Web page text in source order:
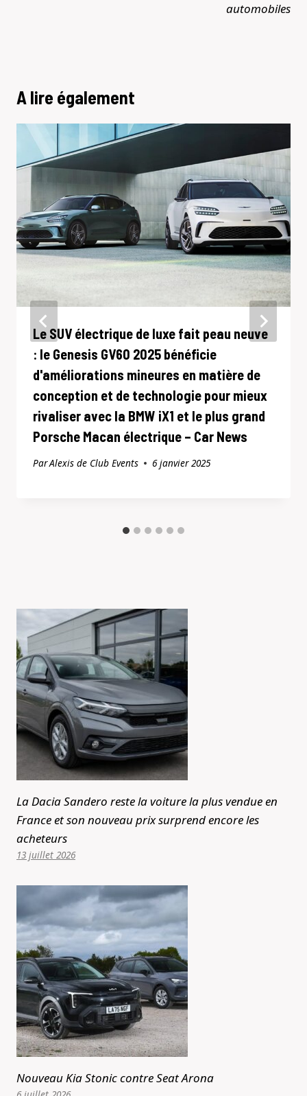
automobiles
A lire également
Le SUV électrique de luxe fait peau neuve
: le Genesis GV60 2025 bénéficie
d'améliorations mineures en matière de
conception et de technologie pour mieux
rivaliser avec la BMW iX1 et le plus grand
Porsche Macan électrique – Car News
ParAlexis de Club Events 6 janvier 2025
La Dacia Sandero reste la voiture la plus vendue en
France et son nouveau prix surprend encore les
acheteurs
13 juillet 2026
Nouveau Kia Stonic contre Seat Arona